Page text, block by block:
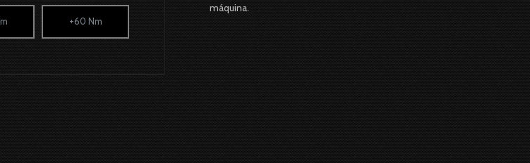
+60 Nm
máquina.